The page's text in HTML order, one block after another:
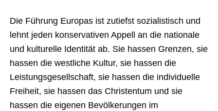
Die Führung Europas ist zutiefst sozialistisch und
lehnt jeden konservativen Appell an die nationale
und kulturelle Identität ab. Sie hassen Grenzen, sie
hassen die westliche Kultur, sie hassen die
Leistungsgesellschaft, sie hassen die individuelle
Freiheit, sie hassen das Christentum und sie
hassen die eigenen Bevölkerungen im